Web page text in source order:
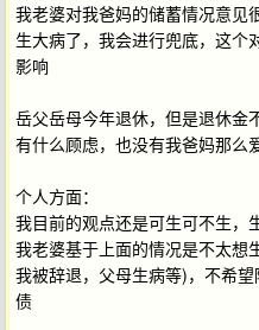
我老婆对我爸妈的储蓄情况意见
生大病了，我会进行兜底，这个
影响
岳父岳母今年退休，但是退休金
有什么顾虑，也没有我爸妈那么
个人方面：
我目前的观点还是可生可不生，
我老婆基于上面的情况是不太想
我被辞退，父母生病等)，不希
债